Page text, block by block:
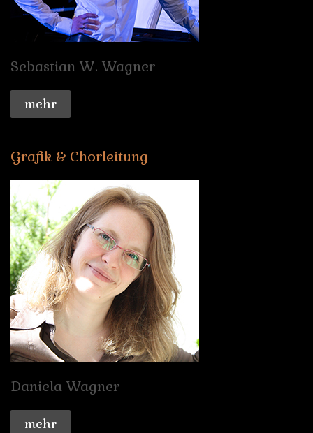
Sebastian W. Wagner
mehr
Grafik & Chorleitung
Daniela Wagner
mehr